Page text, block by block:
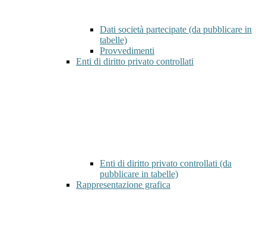
Dati società partecipate (da pubblicare in
tabelle)
Provvedimenti
Enti di diritto privato controllati
Enti di diritto privato controllati (da
pubblicare in tabelle)
Rappresentazione grafica